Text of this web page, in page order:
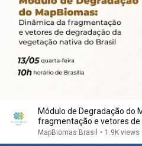
Módulo de Degradação do
fragmentação e vetores de
MapBiomas Brasil • 1.9K views